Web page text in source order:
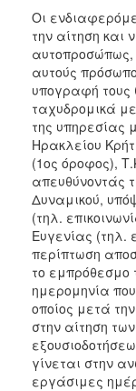
Οι
την αίτηση και
αυτοπροσώπως,
αυτούς
υπογραφή τους
ταχυδρομικά
της υπηρεσίας
Ηρακλείου
(1ος όροφος),
απευθύνοντάς
Δυναμικού,
(τηλ.
Ευγενίας (τηλ.
περίπτωση
το εμπρόθεσμο
ημερομηνία
οποίος μετά
στην αίτηση
γίνεται στην
εργάσιμες